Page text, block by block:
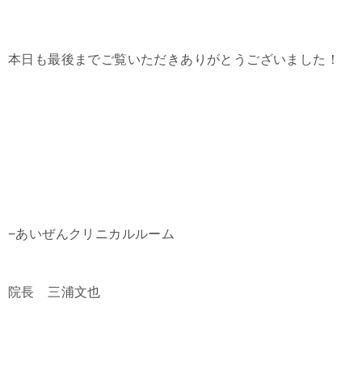
本日も最後までご覧いただきありがとうございました！
−あいぜんクリニカルルーム
院長 三浦文也